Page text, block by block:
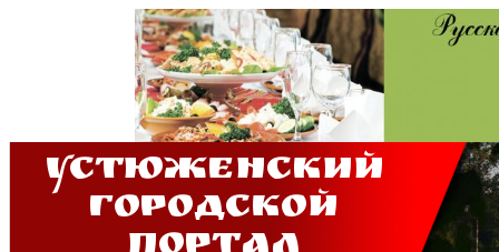
Устюженский
Городской